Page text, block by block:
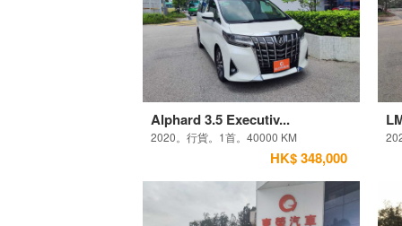
Alphard 3.5 Executiv...
2020。行貨。1首。40000 KM
HK$ 348,000